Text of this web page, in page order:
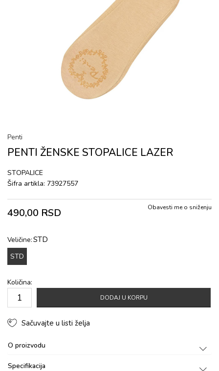
Penti
PENTI ŽENSKE STОPALICЕ LAZER
STОPALICЕ
Šifra artikla: 73927557
490,00 RSD Obavesti me o sniženju
Veličine:STD
STD
Količina:
DODAJ U KORPU
Sačuvajte u listi želja
O proizvodu
Specifikacija